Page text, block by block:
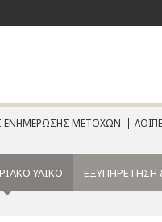
ΕΝΗΜΕΡΩΣΗΣ ΜΕΤΟΧΩΝ
ΥΛΙΚΟ ΕΞΥΠΗΡΕΤΗΣΗ